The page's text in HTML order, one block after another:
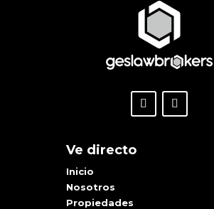
Ve directo
Inicio
Nosotros
Propiedades